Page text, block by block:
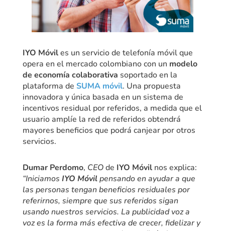
IYO Móviles un servicio de telefonía móvil que
opera en el mercado colombiano con un modelo
de economía colaborativa soportado en la
plataforma de SUMA móvil. Una propuesta
innovadora y única basada en un sistema de
incentivos residual por referidos, a medida que el
usuario amplíe la red de referidos obtendrá
mayores beneficios que podrá canjear por otros
servicios.
Dumar Perdomo, CEOde IYO Móvilnos explica:
“Iniciamos IYO Móvilpensando en ayudar a que
las personas tengan beneficios residuales por
referirnos, siempre que sus referidos sigan
usando nuestros servicios. La publicidad voz a
voz es la forma más efectiva de crecer, fidelizar y